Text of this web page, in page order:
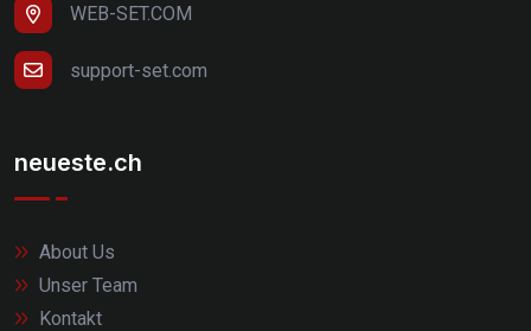
WEB-SET.COM
support-set.com
neueste.ch
About Us
Unser Team
Kontakt